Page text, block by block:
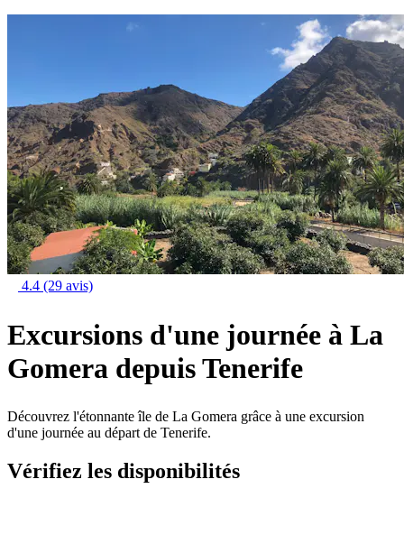
4.4 (29 avis)
Excursions d'une journée à La
Gomera depuis Tenerife
Découvrez l'étonnante île de La Gomera grâce à une excursion
d'une journée au départ de Tenerife.
Vérifiez les disponibilités